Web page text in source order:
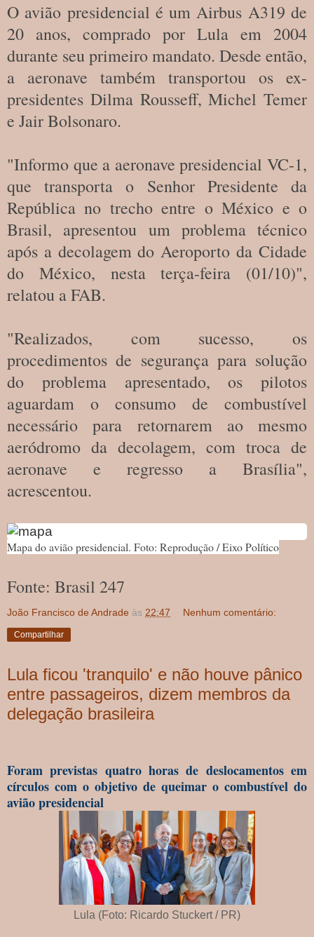
O avião presidencial é um Airbus A319 de
20 anos, comprado por Lula em 2004
durante seu primeiro mandato. Desde então,
a aeronave também transportou os ex-
presidentes Dilma Rousseff, Michel Temer
e Jair Bolsonaro.
"Informo que a aeronave presidencial VC-1,
que transporta o Senhor Presidente da
República no trecho entre o México e o
Brasil, apresentou um problema técnico
após a decolagem do Aeroporto da Cidade
do México, nesta terça-feira (01/10)",
relatou a FAB.
"Realizados, com sucesso, os
procedimentos de segurança para solução
do problema apresentado, os pilotos
aguardam o consumo de combustível
necessário para retornarem ao mesmo
aeródromo da decolagem, com troca de
aeronave e regresso a Brasília",
acrescentou.
Mapa do avião presidencial. Foto: Reprodução / Eixo Político
Fonte: Brasil 247
João Francisco de Andrade às 22:47 Nenhum comentário:
Compartilhar
Lula ficou 'tranquilo' e não houve pânico
entre passageiros, dizem membros da
delegação brasileira
Foram previstas quatro horas de deslocamentos em
círculos com o objetivo de queimar o combustível do
avião presidencial
Lula (Foto: Ricardo Stuckert / PR)